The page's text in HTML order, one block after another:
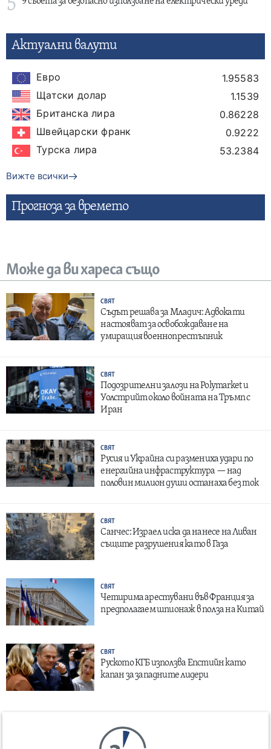
5
Актуални валути
Евро
1.95583
Щатски долар
1.1539
Британска лира
0.86228
Швейцарски франк
0.9222
Турска лира
53.2384
Вижте всички
Прогнозa за времето
Може да ви хареса също
СВЯТ
Съдът решава за Младич: Адвокати
настояват за освобождаване на
умиращия военнопрестъпник
СВЯТ
Подозрителни залози на Polymarket и
Уолстрийт около войната на Тръмп с
Иран
СВЯТ
Русия и Украйна си размениха удари по
енергийна инфраструктура — над
половин милион души останаха без ток
СВЯТ
Санчес: Израел иска да нанесе на Ливан
същите разрушения като в Газа
СВЯТ
Четирима арестувани във Франция за
предполагаем шпионаж в полза на Китай
СВЯТ
Руското КГБ използва Епстийн като
капан за западните лидери